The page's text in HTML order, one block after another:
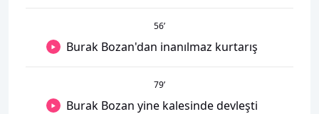
56’
Burak Bozan'dan inanılmaz kurtarış
79’
Burak Bozan yine kalesinde devleşti